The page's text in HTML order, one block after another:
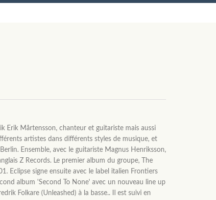
Erik Mårtensson, chanteur et guitariste mais aussi
artistes dans différents styles de musique, et
Ensemble, avec le guitariste Magnus Henriksson,
Z Records. Le premier album du groupe, The
Eclipse signe ensuite avec le label italien Frontiers
album 'Second To None' avec un nouveau line up
Folkare (Unleashed) à la basse.. Il est suivi en